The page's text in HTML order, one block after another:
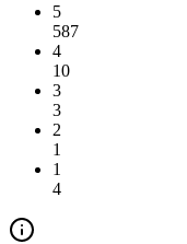
5
587
4
10
3
3
2
1
1
4